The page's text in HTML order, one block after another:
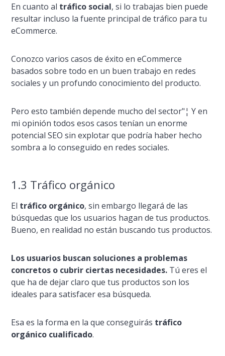
En cuanto al tráfico social, si lo trabajas bien puede
resultar incluso la fuente principal de tráfico para tu
eCommerce.
Conozco varios casos de éxito en eCommerce
basados sobre todo en un buen trabajo en redes
sociales y un profundo conocimiento del producto.
Pero esto también depende mucho del sector"¦ Y en
mi opinión todos esos casos tení­an un enorme
potencial SEO sin explotar que podrí­a haber hecho
sombra a lo conseguido en redes sociales.
1.3 Tráfico orgánico
El tráfico orgánico, sin embargo llegará de las
búsquedas que los usuarios hagan de tus productos.
Bueno, en realidad no están buscando tus productos.
Los usuarios buscan soluciones a problemas
concretos o cubrir ciertas necesidades. Tú eres el
que ha de dejar claro que tus productos son los
ideales para satisfacer esa búsqueda.
Esa es la forma en la que conseguirás tráfico
orgánico cualificado.